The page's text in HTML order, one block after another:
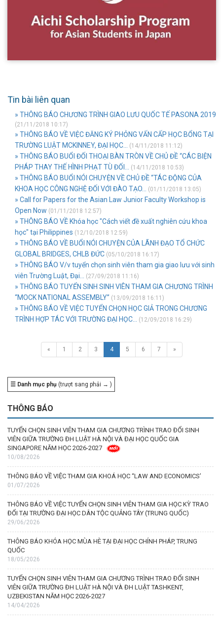
Tin bài liên quan
» THÔNG BÁO CHƯƠNG TRÌNH GIAO LƯU QUỐC TẾ PASONA 2019
(21/11/2018 10:17)
» THÔNG BÁO VỀ VIỆC ĐĂNG KÝ PHỎNG VẤN CẤP HỌC BỔNG TẠI
TRƯỜNG LUẬT MCKINNEY, ĐẠI HỌC...
(14/11/2018 11:12)
» THÔNG BÁO BUỔI ĐỐI THOẠI BÀN TRÒN VỀ CHỦ ĐỀ “CÁC BIỆN
PHÁP THAY THẾ HÌNH PHẠT TÙ ĐỐI...
(14/11/2018 10:53)
» THÔNG BÁO BUỔI NÓI CHUYỆN VỀ CHỦ ĐỀ “TÁC ĐỘNG CỦA
KHOA HỌC CÔNG NGHỆ ĐỐI VỚI ĐÀO TẠO...
(01/11/2018 13:05)
» Call for Papers for the Asian Law Junior Faculty Workshop is
Open Now (01/11/2018 12:57)
» THÔNG BÁO VỀ Khóa học "Cách viết đề xuất nghiên cứu khoa
học" tại Philippines (12/10/2018 12:59)
» THÔNG BÁO VỀ BUỔI NÓI CHUYỆN CỦA LÃNH ĐẠO TỔ CHỨC
GLOBAL BRIDGES, CHLB ĐỨC (05/10/2018 16:17)
» THÔNG BÁO V/v tuyển chọn sinh viên tham gia giao lưu với sinh
viên Trường Luật, Đại...
(27/09/2018 11:16)
» THÔNG BÁO TUYỂN SINH SINH VIÊN THAM GIA CHƯƠNG TRÌNH
“MOCK NATIONAL ASSEMBLY” (13/09/2018 16:11)
» THÔNG BÁO VỀ VIỆC TUYỂN CHỌN HỌC GIẢ TRONG CHƯƠNG
TRÌNH HỢP TÁC VỚI TRƯỜNG ĐẠI HỌC...
(12/09/2018 16:29)
« 1 2 3 4 5 6 7 »
☰ Danh mục phụ (trượt sang phải → )
THÔNG BÁO
TUYỂN CHỌN SINH VIÊN THAM GIA CHƯƠNG TRÌNH TRAO ĐỔI SINH
VIÊN GIỮA TRƯỜNG ĐH LUẬT HÀ NỘI VÀ ĐẠI HỌC QUỐC GIA
SINGAPORE NĂM HỌC 2026-2027
10/08/2026
THÔNG BÁO VỀ VIỆC THAM GIA KHOÁ HỌC “LAW AND ECONOMICS’
01/07/2026
THÔNG BÁO VỀ VIỆC TUYỂN CHỌN SINH VIÊN THAM GIA HỌC KỲ TRAO
ĐỔI TẠI TRƯỜNG ĐẠI HỌC DÂN TỘC QUẢNG TÂY (TRUNG QUỐC)
29/06/2026
THÔNG BÁO KHÓA HỌC MÙA HÈ TẠI ĐẠI HỌC CHÍNH PHÁP, TRUNG
QUỐC
18/05/2026
TUYỂN CHỌN SINH VIÊN THAM GIA CHƯƠNG TRÌNH TRAO ĐỔI SINH
VIÊN GIỮA TRƯỜNG ĐH LUẬT HÀ NỘI VÀ ĐH LUẬT TASHKENT,
UZBEKISTAN NĂM HỌC 2026-2027
14/04/2026